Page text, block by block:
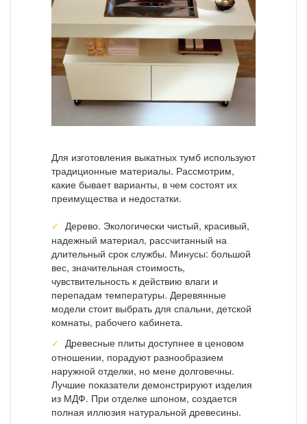
Для изготовления выкатных тумб используют
традиционные материалы. Рассмотрим,
какие бывает варианты, в чем состоят их
преимущества и недостатки.
Дерево. Экологически чистый, красивый,
надежный материал, рассчитанный на
длительный срок службы. Минусы: большой
вес, значительная стоимость,
чувствительность к действию влаги и
перепадам температуры. Деревянные
модели стоит выбрать для спальни, детской
комнаты, рабочего кабинета.
Древесные плиты доступнее в ценовом
отношении, порадуют разнообразием
наружной отделки, но мене долговечны.
Лучшие показатели демонстрируют изделия
из МДФ. При отделке шпоном, создается
полная иллюзия натуральной древесины.